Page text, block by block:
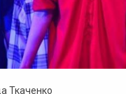
Ткаченко